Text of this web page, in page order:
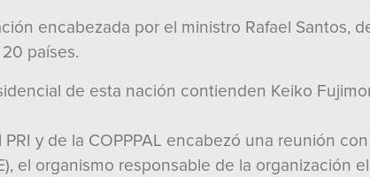
encabezada por el ministro Rafael Santos,
países.
de esta nación contienden Keiko
y de la COPPPAL encabezó una reunión
el organismo responsable de la organización